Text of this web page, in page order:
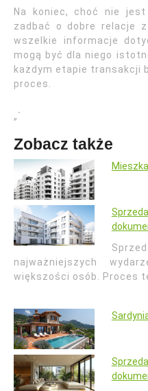
Na koniec, choć nie
zadbać o dobre relacje
wszelkie informacje
mogą być dla niego
każdym etapie transakcji
proces.
„`
Zobacz także
najważniejszych
większości osób. Proces